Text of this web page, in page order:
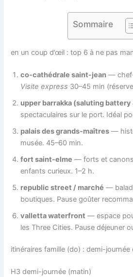
Sommaire
en un coup d’œil : top 6 à ne pas
co-cathédrale saint-jean —
Visite express 30–45 min
upper barrakka (saluting battery
spectaculaires sur le port. Idéal
palais des grands-maîtres —
musée. 45–60 min.
fort saint-elme — forts et
enfants curieux. 1–2 h.
republic street / marché —
boutiques. Pause goûter
valletta waterfront — espace
les Three Cities. Pause déjeuner
itinéraires famille (do) : demi-journée
H3 demi-journée (matin)